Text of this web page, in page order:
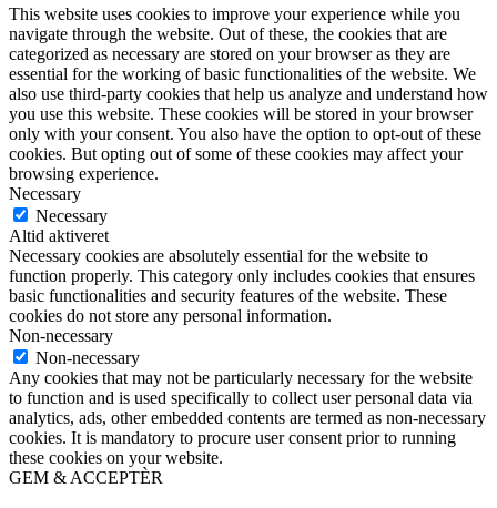
This website uses cookies to improve your experience while you
navigate through the website. Out of these, the cookies that are
categorized as necessary are stored on your browser as they are
essential for the working of basic functionalities of the website. We
also use third-party cookies that help us analyze and understand how
you use this website. These cookies will be stored in your browser
only with your consent. You also have the option to opt-out of these
cookies. But opting out of some of these cookies may affect your
browsing experience.
Necessary
Necessary
Altid aktiveret
Necessary cookies are absolutely essential for the website to
function properly. This category only includes cookies that ensures
basic functionalities and security features of the website. These
cookies do not store any personal information.
Non-necessary
Non-necessary
Any cookies that may not be particularly necessary for the website
to function and is used specifically to collect user personal data via
analytics, ads, other embedded contents are termed as non-necessary
cookies. It is mandatory to procure user consent prior to running
these cookies on your website.
GEM & ACCEPTÈR